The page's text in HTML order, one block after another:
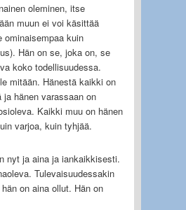
oleminen, itse
muun ei voi käsittää
ominaisempaa kuin
Hän on se, joka on, se
koko todellisuudessa.
mitään. Hänestä kaikki on
hänen varassaan on
Kaikki muu on hänen
varjoa, kuin tyhjää.
nyt ja aina ja iankaikkisesti.
Tulevaisuudessakin
on aina ollut. Hän on